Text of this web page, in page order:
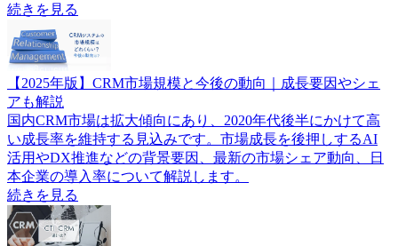
続きを見る
【2025年版】CRM市場規模と今後の動向｜成長要因やシェ
アも解説
国内CRM市場は拡大傾向にあり、2020年代後半にかけて高
い成長率を維持する見込みです。市場成長を後押しするAI
活用やDX推進などの背景要因、最新の市場シェア動向、日
本企業の導入率について解説します。
続きを見る